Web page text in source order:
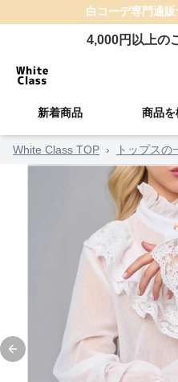
白コーデ専門通販
4,000円以上の
新着商品 商品を
White Class TOP › トップスの
Previous slide